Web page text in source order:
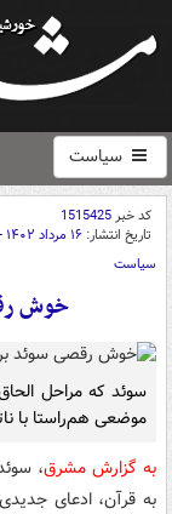
سیاست
کد خبر1515425
تاریخ انتشار: ۱۶ مرداد ۱۴۰۲ - ۱۴:۲۵
سیاست
خوش
سوئد که مراحل
موضعی هم‌راستا با
به گزارش مشرق،
به قرآن، ‌ادعای